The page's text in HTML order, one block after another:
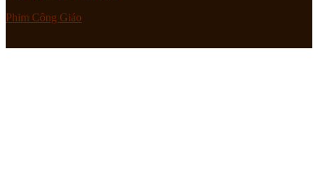
Phim Công Giáo